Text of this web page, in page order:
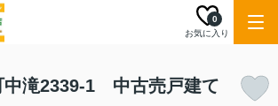
お気に入り
0
中滝2339-1 中古売戸建て